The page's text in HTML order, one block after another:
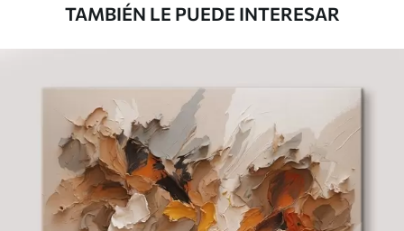
TAMBIÉN LE PUEDE INTERESAR